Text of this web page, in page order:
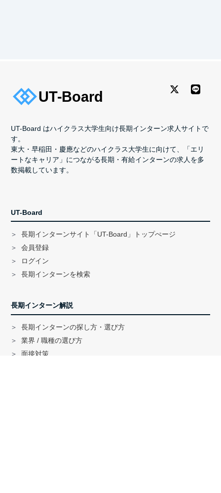
UT-Board はハイクラス大学生向け長期インターン求人サイトで
す。
東大・早稲田・慶應などのハイクラス大学生に向けて、「エリ
ートなキャリア」につながる長期・有給インターンの求人を多
数掲載しています。
UT-Board
長期インターンサイト「UT-Board」トップぺージ
会員登録
ログイン
長期インターンを検索
長期インターン解説
長期インターンの探し方・選び方
業界 / 職種の選び方
面接対策